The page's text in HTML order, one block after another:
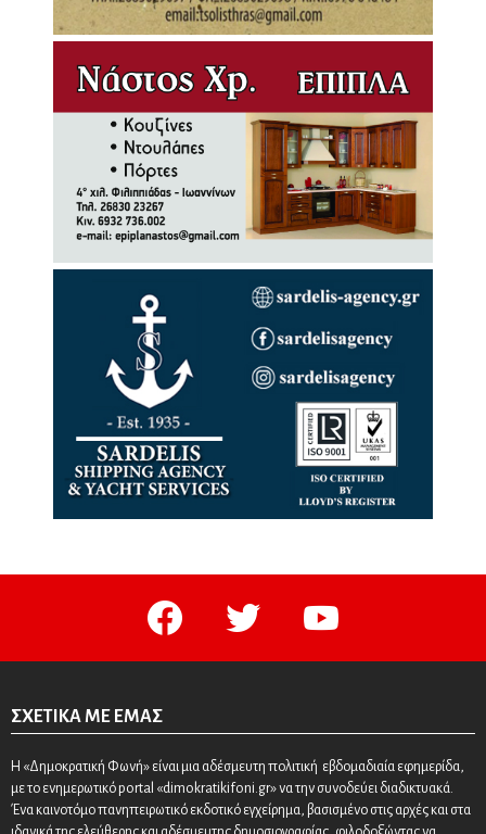
facebook twitter youtube
ΣΧΕΤΙΚΆ ΜΕ ΕΜΆΣ
Η «Δημοκρατική Φωνή» είναι μια αδέσμευτη πολιτική εβδομαδιαία εφημερίδα,
με το ενημερωτικό portal «dimokratikifoni.gr» να την συνοδεύει διαδικτυακά.
Ένα καινοτόμο πανηπειρωτικό εκδοτικό εγχείρημα, βασισμένο στις αρχές και στα